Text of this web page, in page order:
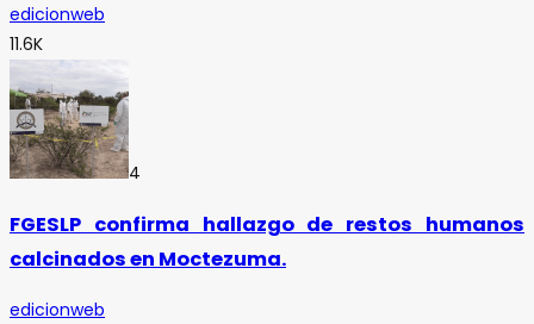
edicionweb
11.6K
4
FGESLP confirma hallazgo de restos humanos
calcinados en Moctezuma.
edicionweb